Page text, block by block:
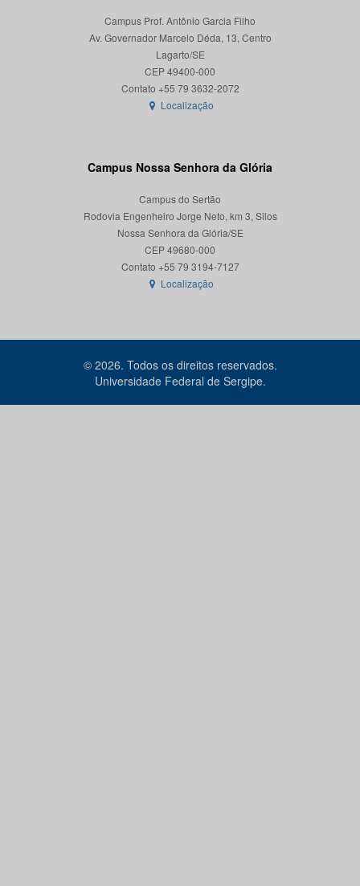
Campus Prof. Antônio Garcia Filho
Av. Governador Marcelo Déda, 13, Centro
Lagarto/SE
CEP 49400-000
Localização
Campus Nossa Senhora da Glória
Campus do Sertão
Rodovia Engenheiro Jorge Neto, km 3, Silos
Nossa Senhora da Glória/SE
CEP 49680-000
Contato +55 79 3194-7127
Localização
© 2026. Todos os direitos reservados.
Universidade Federal de Sergipe.